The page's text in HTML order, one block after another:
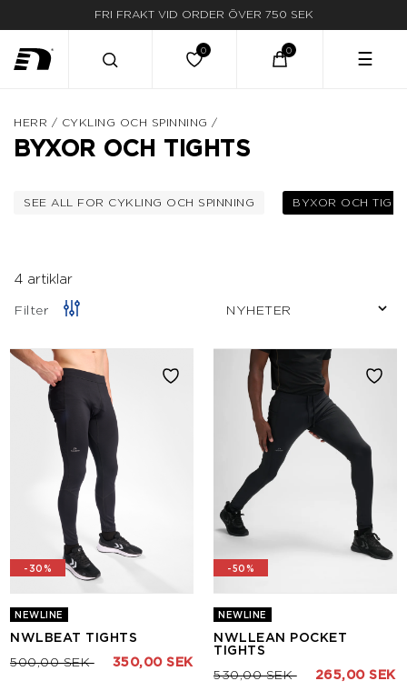
FRI FRAKT VID ORDER ÖVER 750 SEK
LEVERANS INOM 3-5 ARBETSDAGAR
☰
HERR / CYKLING OCH SPINNING /
BYXOR OCH TIGHTS
SEE ALL FOR CYKLING OCH SPINNING
FILTRERA EFTER KATEGORI: CYKLING OCH
BYXOR OCH
4 artiklar
Filter
-30%
NEWLINE
NWLBEAT TIGHTS
Pris nedsatt från
500,00 SEKtill 350,00 SEK
-50%
NEWLINE
NWLLEAN POCKET
TIGHTS
Pris nedsatt från
530,00 SEKtill 265,00 SEK